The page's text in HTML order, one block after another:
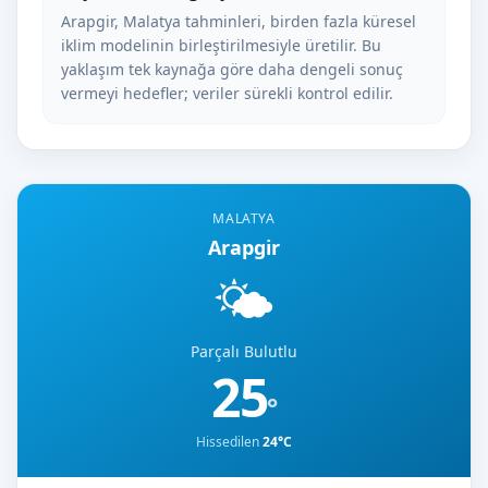
MALATYA
Arapgir
🌤️
Parçalı Bulutlu
25°
Hissedilen24°C
Arapgir, Malatya tahminleri, birden fazla küresel
iklim modelinin birleştirilmesiyle üretilir. Bu
yaklaşım tek kaynağa göre daha dengeli sonuç
vermeyi hedefler; veriler sürekli kontrol edilir.